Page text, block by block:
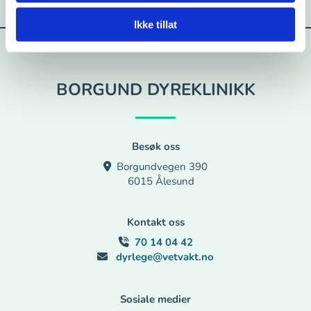
Ikke tillat
BORGUND DYREKLINIKK
Besøk oss
Borgundvegen 390
6015 Ålesund
Kontakt oss
 70 14 04 42
 dyrlege@vetvakt.no
Sosiale medier